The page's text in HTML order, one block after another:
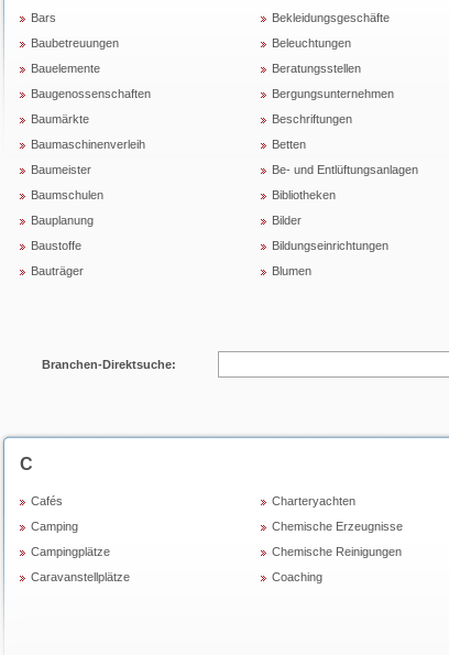
Bars
Baubetreuungen
Bauelemente
Baugenossenschaften
Baumärkte
Baumaschinenverleih
Baumeister
Baumschulen
Bauplanung
Baustoffe
Bauträger
Bekleidungsgeschäfte
Beleuchtungen
Beratungsstellen
Bergungsunternehmen
Beschriftungen
Betten
Be- und Entlüftungsanlagen
Bibliotheken
Bilder
Bildungseinrichtungen
Blumen
Branchen-Direktsuche:
C
Cafés
Camping
Campingplätze
Caravanstellplätze
Charteryachten
Chemische Erzeugnisse
Chemische Reinigungen
Coaching